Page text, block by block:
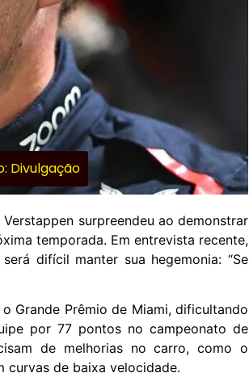
Divulgação
surpreendeu ao demonstrar
temporada. Em entrevista recente,
difícil manter sua hegemonia: “Se
Grande Prêmio de Miami, dificultando
por 77 pontos no campeonato de
de melhorias no carro, como o
curvas de baixa velocidade.